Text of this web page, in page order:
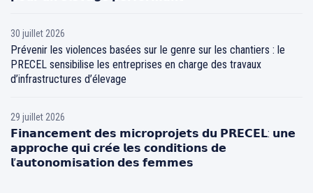
30 juillet 2026
Prévenir les violences basées sur le genre sur les chantiers : le
PRECEL sensibilise les entreprises en charge des travaux
d’infrastructures d’élevage
29 juillet 2026
𝗙𝗶𝗻𝗮𝗻𝗰𝗲𝗺𝗲𝗻𝘁 𝗱𝗲𝘀 𝗺𝗶𝗰𝗿𝗼𝗽𝗿𝗼𝗷𝗲𝘁𝘀 𝗱𝘂 𝗣𝗥𝗘𝗖𝗘𝗟: 𝘂𝗻𝗲
𝗮𝗽𝗽𝗿𝗼𝗰𝗵𝗲 𝗾𝘂𝗶 𝗰𝗿𝗲́𝗲 𝗹𝗲𝘀 𝗰𝗼𝗻𝗱𝗶𝘁𝗶𝗼𝗻𝘀 𝗱𝗲
𝗹’𝗮𝘂𝘁𝗼𝗻𝗼𝗺𝗶𝘀𝗮𝘁𝗶𝗼𝗻 𝗱𝗲𝘀 𝗳𝗲𝗺𝗺𝗲𝘀